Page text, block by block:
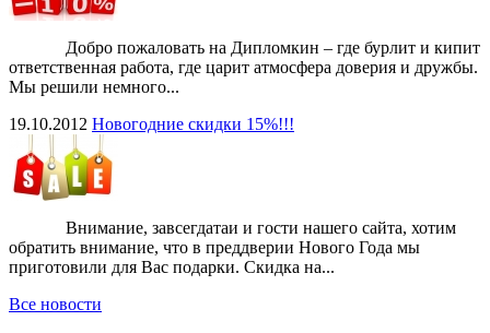
Добро пожаловать на Дипломкин – где бурлит и кипит
ответственная работа, где царит атмосфера доверия и дружбы.
Мы решили немного...
19.10.2012 Новогодние скидки 15%!!!
Внимание, завсегдатаи и гости нашего сайта, хотим
обратить внимание, что в преддверии Нового Года мы
приготовили для Вас подарки. Скидка на...
Все новости